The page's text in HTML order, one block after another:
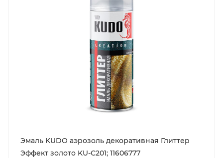
Эмаль KUDO аэрозоль декоративная Глиттер
Эффект золото KU-C201; 11606777